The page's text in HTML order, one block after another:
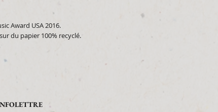
Award USA 2016.
du papier 100% recyclé.